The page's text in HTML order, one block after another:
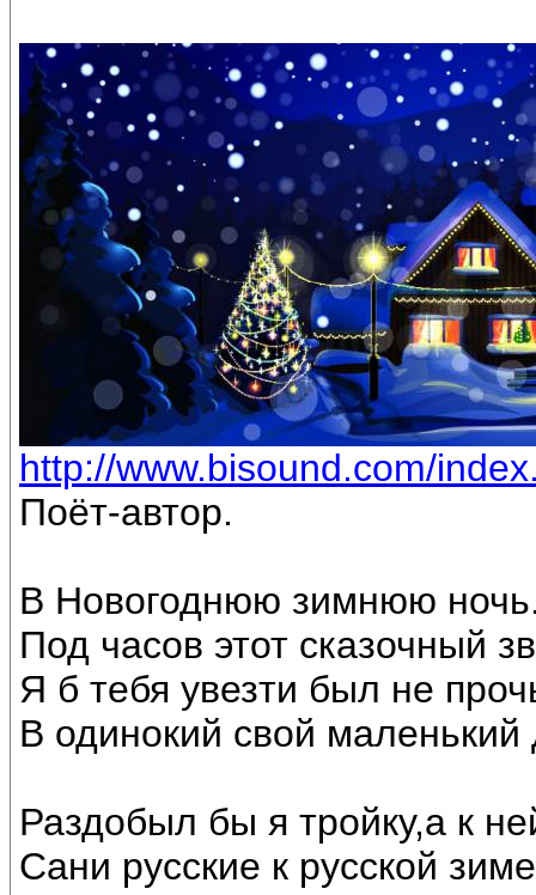
http://www.bisound.com/
Поёт-автор.
В Новогоднюю зимнюю
Под часов этот сказочный
Я б тебя увезти был не
В одинокий свой
Раздобыл бы я тройку,а к
Сани русские к русской